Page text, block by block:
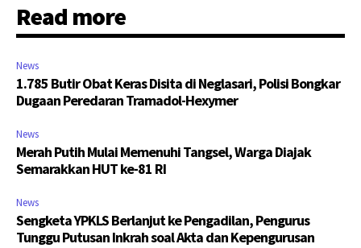
Read more
News
1.785 Butir Obat Keras Disita di Neglasari, Polisi Bongkar
Dugaan Peredaran Tramadol-Hexymer
News
Merah Putih Mulai Memenuhi Tangsel, Warga Diajak
Semarakkan HUT ke-81 RI
News
Sengketa YPKLS Berlanjut ke Pengadilan, Pengurus
Tunggu Putusan Inkrah soal Akta dan Kepengurusan